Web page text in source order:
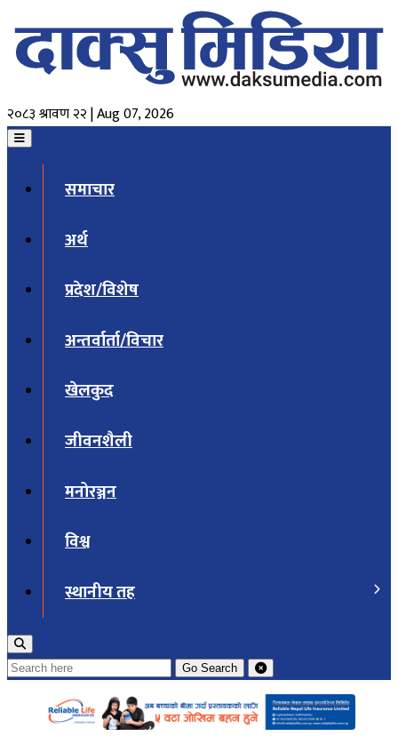
२०८३ श्रावण २२ | Aug 07, 2026
समाचार
अर्थ
प्रदेश/विशेष
अन्तर्वार्ता/विचार
खेलकुद
जीवनशैली
मनोरञ्जन
विश्व
स्थानीय तह
Go Search